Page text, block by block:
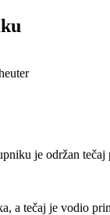
je održan
a tečaj je vodio